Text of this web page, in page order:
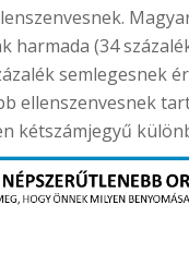
harmada (34
semlegesnek
ellenszenvesnek
kétszámjegyű